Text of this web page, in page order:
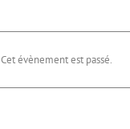
Cet évènement est passé.